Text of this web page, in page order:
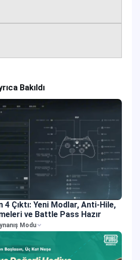
Bakıldı
Çıktı: Yeni Modlar, Anti-Hile,
ve Battle Pass Hazır
Modu